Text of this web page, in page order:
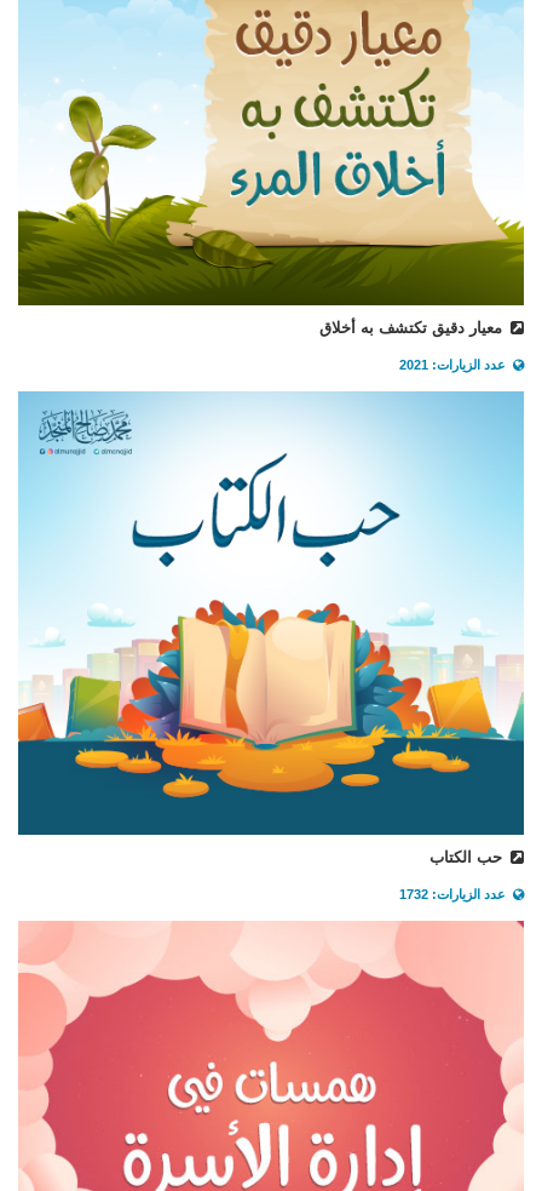
معيار دقيق تكتشف به أخلاق
عدد الزيارات: 2021
حب الكتاب
عدد الزيارات: 1732